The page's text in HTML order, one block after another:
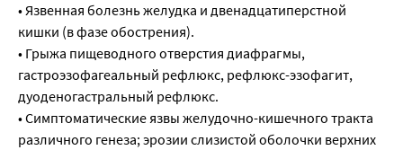
• Язвенная болезнь желудка и двенадцатиперстной
кишки (в фазе обострения).
• Грыжа пищеводного отверстия диафрагмы,
гастроэзофагеальный рефлюкс, рефлюкс-эзофагит,
дуоденогастральный рефлюкс.
• Симптоматические язвы желудочно-кишечного тракта
различного генеза; эрозии слизистой оболочки верхних